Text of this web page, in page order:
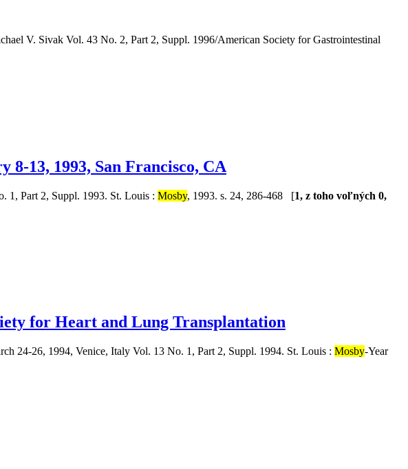
V. Sivak Vol. 43 No. 2, Part 2, Suppl. 1996/American Society for Gastrointestinal
8-13, 1993, San Francisco, CA
1, Part 2, Suppl. 1993. St. Louis : Mosby, 1993. s. 24, 286-468 [1, z toho voľných 0,
for Heart and Lung Transplantation
24-26, 1994, Venice, Italy Vol. 13 No. 1, Part 2, Suppl. 1994. St. Louis : Mosby-Year